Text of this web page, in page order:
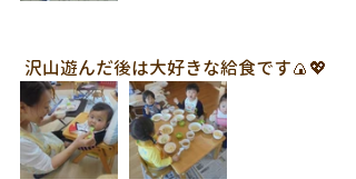
沢山遊んだ後は大好きな給食です🍙💖